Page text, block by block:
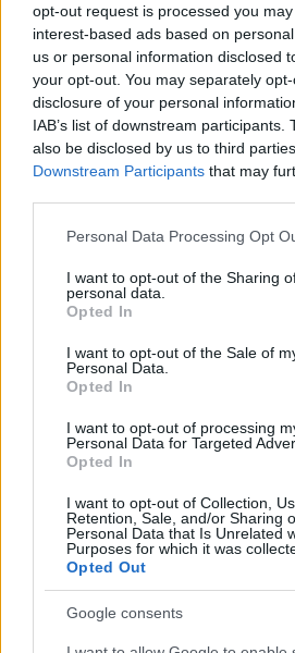
opt-out request is processed you
interest-based ads based on
us or personal information disclosed
your opt-out. You may separately
disclosure of your personal
IAB’s list of downstream participants.
also be disclosed by us to third
Downstream Participants that may
Please note that this website/app
not limited to your visit or usage
grant or deny consent to Google and
use your data for below specified
consent section.
Personal Data Processing Opt
I want to opt-out of the Sharing
personal data.
Opted In
I want to opt-out of the Sale of
Personal Data.
Opted In
I want to opt-out of processing
Personal Data for Targeted
Opted In
I want to opt-out of Collection,
Retention, Sale, and/or Sharing
Personal Data that Is Unrelated
Purposes for which it was
Opted Out
Google consents
Kövess minket, és értesülj
Facebookon is!
EXTRA VIDEÓK # VIDEÓ #
BARÁTSÁG #ÁRULÓ #
ÁRTATLAN